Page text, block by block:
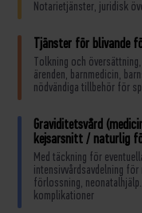
Notarietjänster, juridisk
Tjänster för blivande
Tolkning och
ärenden, barnmedicin,
nödvändiga tillbehör för
Graviditetsvård
kejsarsnitt / naturlig
Med täckning för
intensivvårdsavdelning
förlossning,
komplikationer